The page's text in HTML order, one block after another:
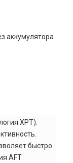
аккумулятора
XPT).
быстро
AFT